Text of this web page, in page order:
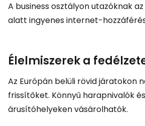
A business osztályon utazóknak
alatt ingyenes internet-
Élelmiszerek a
Az Európán belüli rövid járatokon
frissítőket. Könnyű harapnivalók
árusítóhelyeken vásárolhatók.